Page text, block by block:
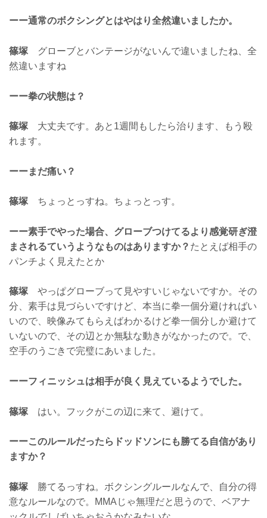
ーー通常のボクシングとはやはり全然違いましたか。
篠塚 グローブとバンテージがないんで違いましたね、全
然違いますね
ーー拳の状態は？
篠塚 大丈夫です。あと1週間もしたら治ります、もう殴
れます。
ーーまだ痛い？
篠塚 ちょっとっすね。ちょっとっす。
ーー素手でやった場合、グローブつけてるより感覚研ぎ澄
まされるていうようなものはありますか？ たとえば相手の
パンチよく見えたとか
篠塚 やっぱグローブって見やすいじゃないですか。その
分、素手は見づらいですけど、本当に拳一個分避ければい
いので、映像みてもらえばわかるけど拳一個分しか避けて
いないので、その辺とか無駄な動きがなかったので。で、
空手のうごきで完璧にあいました。
ーーフィニッシュは相手が良く見えているようでした。
篠塚 はい。フックがこの辺に来て、避けて。
ーーこのルールだったらドッドソンにも勝てる自信があり
ますか？
篠塚 勝てるっすね。ボクシングルールなんで、自分の得
意なルールなので。MMAじゃ無理だと思うので、ベアナ